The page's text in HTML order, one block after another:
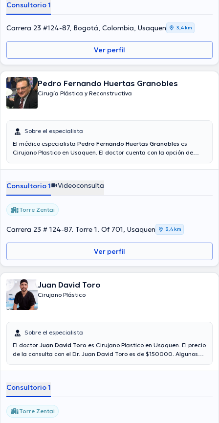
Consultorio 1
Carrera 23 #124-87, Bogotá, Colombia, Usaquen 3,4 km
Ver perfil
Pedro Fernando Huertas Granobles
Cirugía Plástica y Reconstructiva
Sobre el especialista
El médico especialista Pedro Fernando Huertas Granobles es
Cirujano Plastico en Usaquen. El doctor cuenta con la opción de
Huertas Granobles es de $250000.
Consultorio 1 Videoconsulta
Torre Zentai
Carrera 23 # 124-87. Torre 1. Of 701, Usaquen 3,4 km
Ver perfil
Juan David Toro
Cirujano Plástico
Sobre el especialista
El doctor Juan David Toro es Cirujano Plastico en Usaquen. El precio
de la consulta con el Dr. Juan David Toro es de $150000. Algunos
hialurónico.
Consultorio 1
Torre Zentai